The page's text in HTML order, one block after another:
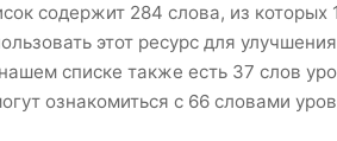
содержит 284 слова, из которых
этот ресурс для
списке также есть 37 слов
ознакомиться с 66 словами